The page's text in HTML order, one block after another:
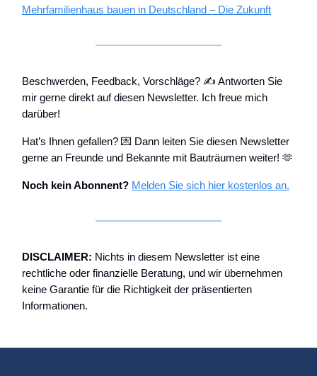
Mehrfamilienhaus bauen in Deutschland – Die Zukunft
Beschwerden, Feedback, Vorschläge? ✍️ Antworten Sie
mir gerne direkt auf diesen Newsletter. Ich freue mich
darüber!
Hat’s Ihnen gefallen? 💌 Dann leiten Sie diesen Newsletter
gerne an Freunde und Bekannte mit Bauträumen weiter! 🫶
Noch kein Abonnent? Melden Sie sich hier kostenlos an.
DISCLAIMER: Nichts in diesem Newsletter ist eine
rechtliche oder finanzielle Beratung, und wir übernehmen
keine Garantie für die Richtigkeit der präsentierten
Informationen.